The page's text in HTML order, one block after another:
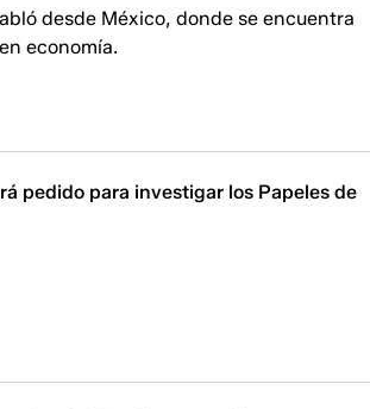
desde México, donde se encuentra
economía.
pedido para investigar los Papeles de